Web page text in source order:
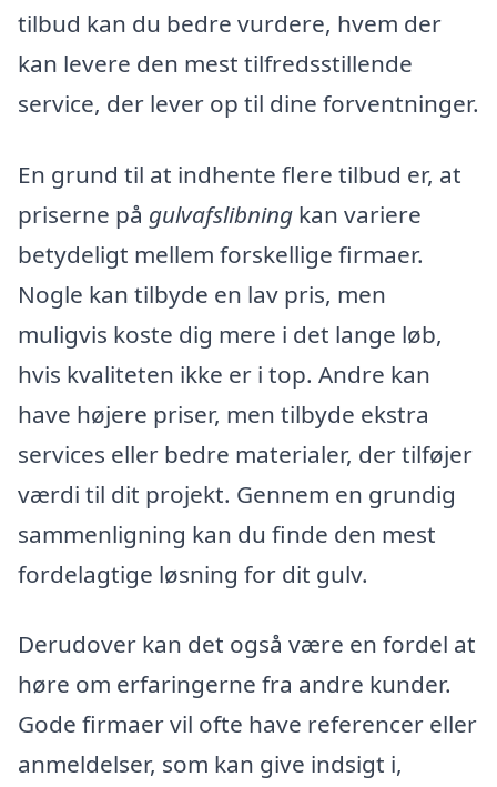
tilbud kan du bedre vurdere, hvem der
kan levere den mest tilfredsstillende
service, der lever op til dine forventninger.
En grund til at indhente flere tilbud er, at
priserne på gulvafslibning kan variere
betydeligt mellem forskellige firmaer.
Nogle kan tilbyde en lav pris, men
muligvis koste dig mere i det lange løb,
hvis kvaliteten ikke er i top. Andre kan
have højere priser, men tilbyde ekstra
services eller bedre materialer, der tilføjer
værdi til dit projekt. Gennem en grundig
sammenligning kan du finde den mest
fordelagtige løsning for dit gulv.
Derudover kan det også være en fordel at
høre om erfaringerne fra andre kunder.
Gode firmaer vil ofte have referencer eller
anmeldelser, som kan give indsigt i,